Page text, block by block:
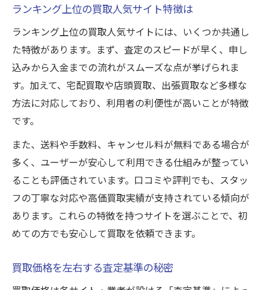
ランキング上位の買取人気サイト特徴は
ランキング上位の買取人気サイトには、いくつか共通し
た特徴があります。まず、査定のスピードが早く、申し
込みから入金までの流れがスムーズな点が挙げられま
す。加えて、宅配買取や店頭買取、出張買取など多様な
方法に対応しており、利用者の利便性が高いことが特徴
です。
また、送料や手数料、キャンセル料が無料である場合が
多く、ユーザーが安心して利用できる仕組みが整ってい
ることも評価されています。口コミや評判でも、スタッ
フの丁寧な対応や高価買取実績が支持されている傾向が
あります。これらの特徴を持つサイトを選ぶことで、初
めての方でも安心して買取を依頼できます。
買取価格を左右する査定基準の秘密